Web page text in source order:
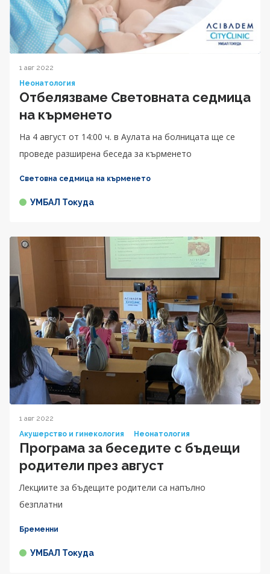
1 авг 2022
Неонатология
Отбелязваме Световната седмица
на кърменето
На 4 август от 14:00 ч. в Аулата на болницата ще се
проведе разширена беседа за кърменето
Световна седмица на кърменето
УМБАЛ Токуда
1 авг 2022
Акушерство и гинекология
Неонатология
Програма за беседите с бъдещи
родители през август
Лекциите за бъдещите родители са напълно
безплатни
Бременни
УМБАЛ Токуда